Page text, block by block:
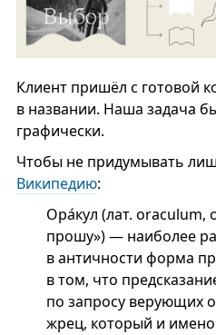
Клиент пришёл с готовой
в названии. Наша задача
графически.
Чтобы не придумывать
Википедию:
Ора́кул (лат.
прошу») — наиболее
в античности форма
в том, что
по запросу верующих
жрец, который и